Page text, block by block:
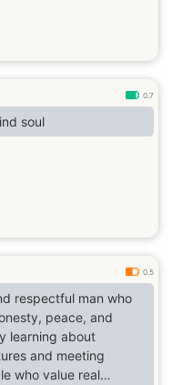
0.7
soul
0.5
respectful man who
peace, and
learning about
and meeting
who value real